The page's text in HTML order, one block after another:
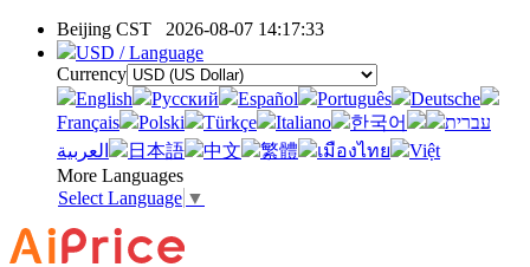
Beijing CST 2026-08-07 14:17:33
USD / Language
Currency
English
Pусский Español Português
Deutsche
Français
Polski Türkçe Italiano 한국어
עברית
العربية
日本語 中文 繁體 เมืองไทย
Việt
More Languages
Select Language ▼